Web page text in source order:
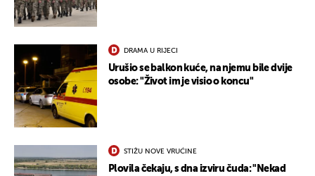
DRAMA U RIJECI
Urušio se balkon kuće, na njemu bile dvije
osobe: "Život im je visio o koncu"
STIŽU NOVE VRUĆINE
Plovila čekaju, s dna izviru čuda: "Nekad